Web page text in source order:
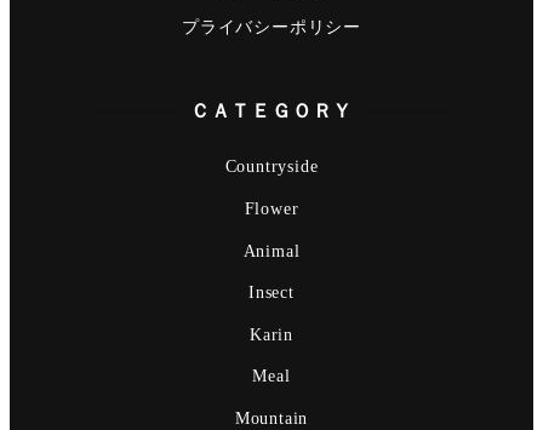
プライバシーポリシー
ＣＡＴＥＧＯＲＹ
Countryside
Flower
Animal
Insect
Karin
Meal
Mountain